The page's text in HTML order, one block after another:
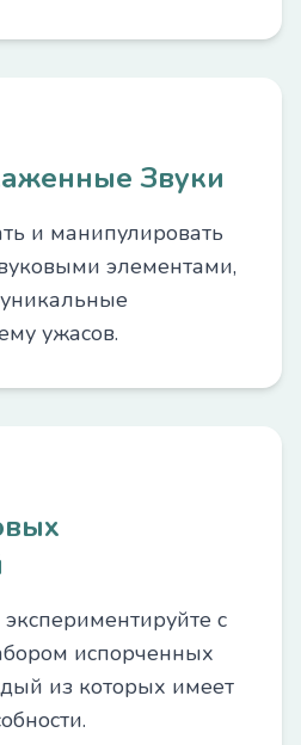
Звуки
и манипулировать
элементами,
ужасов.
с
испорченных
из которых имеет